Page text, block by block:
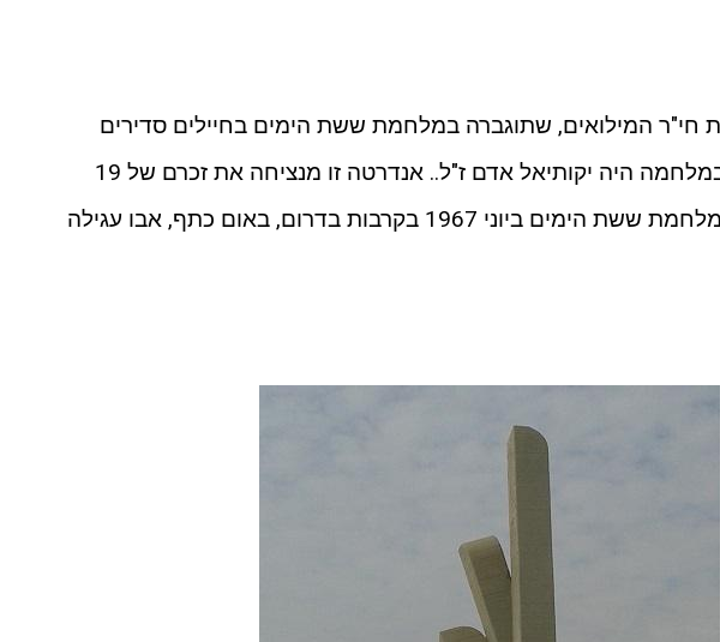
חטיבת חי"ר המילואים, שתוגברה במלחמת ששת הימים בחיילים סדירים
מקורס מ"כים. מפקדה במלחמה היה יקותיאל אדם ז"ל.. אנדרטה זו מנציחה את זכרם של 19
חללי החטיבה שנפלו במלחמת ששת הימים ביוני 1967 בקרבות בדרום, באום כתף, אבו עגילה